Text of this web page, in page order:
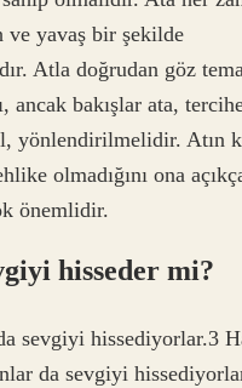
ve yavaş bir şekilde
Atla doğrudan göz
ancak bakışlar ata,
yönlendirilmelidir. Atın
olmadığını ona
önemlidir.
hisseder mi?
sevgiyi hissediyorlar.3
da sevgiyi